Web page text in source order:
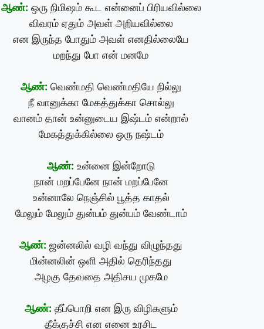
ஆண்: ஒரு நிமிஷம் கூட என்னைப் பிரியவில்லை
விவரம் ஏதும் அவள் அறியவில்லை
என இருந்த போதும் அவள் எனதில்லையே
மறந்து போ என் மனமே
ஆண்: வெண்மதி வெண்மதியே நில்லு
நீ வானுக்கா மேகத்துக்கா சொல்லு
வானம் தான் உன்னுடைய இஷ்டம் என்றால்
மேகத்துக்கில்லை ஒரு நஷ்டம்
ஆண்: உன்னை இன்றோடு
நான் மறப்பேனே நான் மறப்பேனே
உன்னாலே நெஞ்சில் பூத்த காதல்
மேலும் மேலும் துன்பம் துன்பம் வேண்டாம்
ஆண்: ஜன்னலில் வழி வந்து விழுந்தது
மின்னலின் ஒளி அதில் தெரிந்தது
அழகு தேவதை அதிசய முகமே
ஆண்: தீப்பொறி என இரு விழிகளும்
தீக்குச்சி என எனை உரசிட